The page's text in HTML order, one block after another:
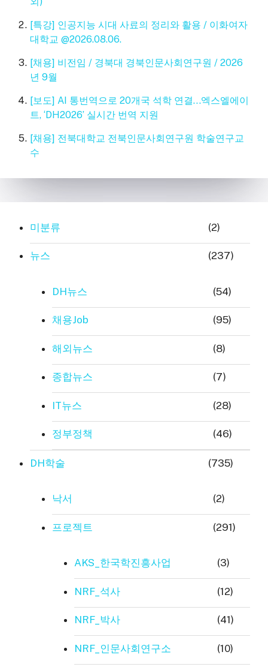
[특강] 인공지능 시대 사료의 정리와 활용 / 이화여자
대학교 @2026.08.06.
[채용] 비전임 / 경북대 경북인문사회연구원 / 2026
년 9월
[보도] AI 통번역으로 20개국 석학 연결…엑스엘에이
트, ‘DH2026’ 실시간 번역 지원
[채용] 전북대학교 전북인문사회연구원 학술연구교
수
미분류 (2)
뉴스 (237)
DH뉴스 (54)
채용Job (95)
해외뉴스 (8)
종합뉴스 (7)
IT뉴스 (28)
정부정책 (46)
DH학술 (735)
낙서 (2)
프로젝트 (291)
AKS_한국학진흥사업 (3)
NRF_석사 (12)
NRF_박사 (41)
NRF_인문사회연구소 (10)